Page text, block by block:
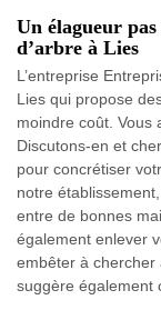
Un élagueur
d’arbre à Lies
L’entreprise
Lies qui propose
moindre coût. Vous
Discutons-en et
pour concrétiser
notre
entre de bonnes
également enlever
embêter à chercher
suggère également